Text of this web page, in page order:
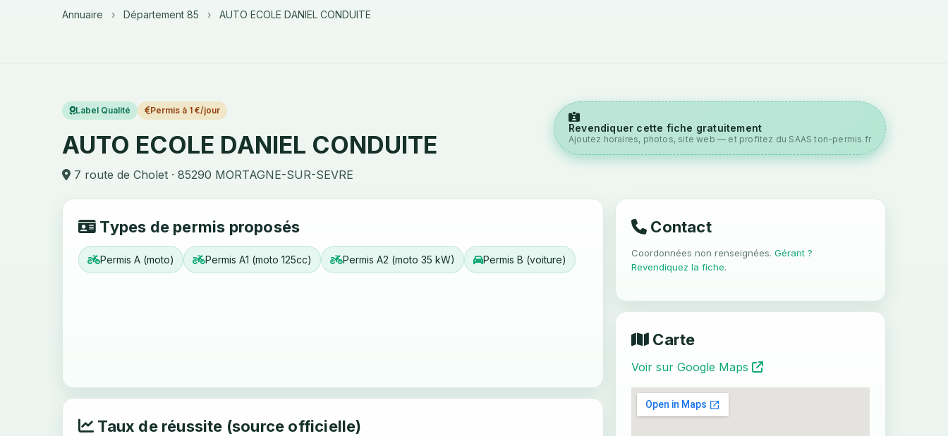
Annuaire › Département 85 › AUTO ECOLE DANIEL CONDUITE
Label Qualité Permis à 1 €/jour
AUTO ECOLE DANIEL CONDUITE
7 route de Cholet · 85290 MORTAGNE-SUR-SEVRE
Revendiquer cette fiche gratuitement
Ajoutez horaires, photos, site web — et profitez du SAAS ton-permis.fr
Types de permis proposés
Permis A (moto) Permis A1 (moto 125cc) Permis A2 (moto 35 kW) Permis B (voiture)
Taux de réussite (source officielle)
Contact
Coordonnées non renseignées. Gérant ?
Revendiquez la fiche.
Carte
Voir sur Google Maps